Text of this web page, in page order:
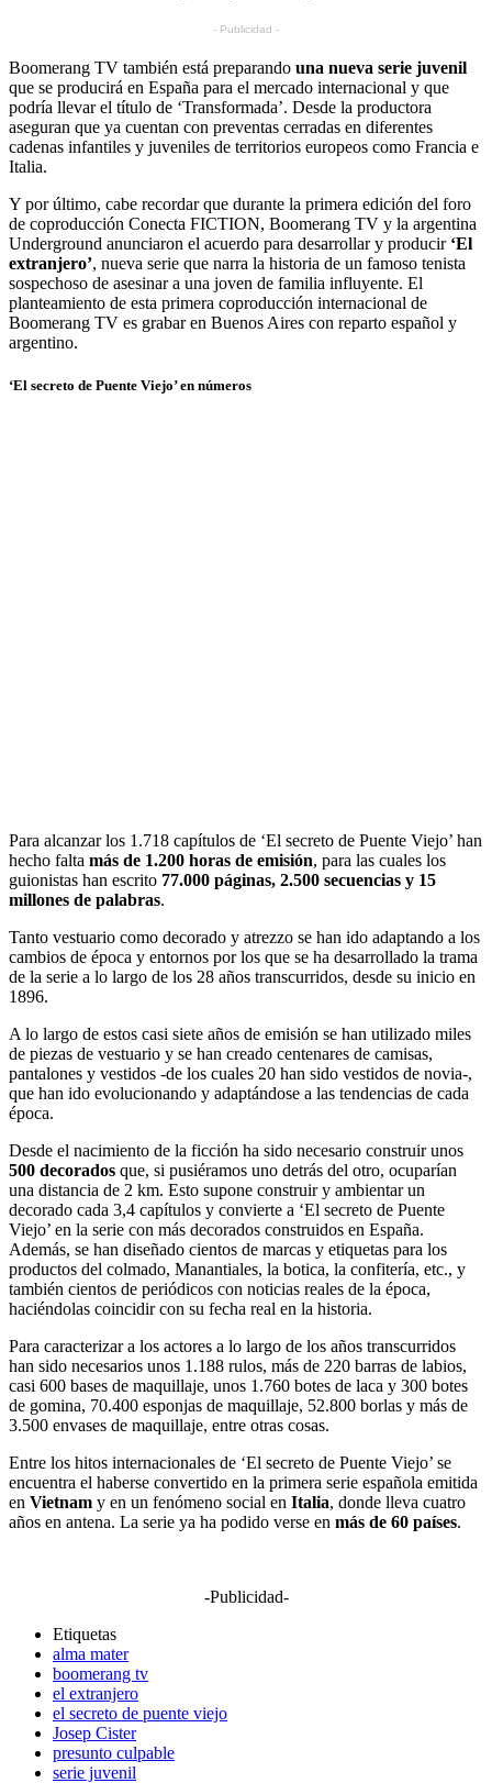
- Publicidad -
Boomerang TV también está preparando una nueva serie juvenil
que se producirá en España para el mercado internacional y que
podría llevar el título de ‘Transformada’. Desde la productora
aseguran que ya cuentan con preventas cerradas en diferentes
cadenas infantiles y juveniles de territorios europeos como Francia e
Italia.
Y por último, cabe recordar que durante la primera edición del foro
de coproducción Conecta FICTION, Boomerang TV y la argentina
Underground anunciaron el acuerdo para desarrollar y producir ‘El
extranjero’, nueva serie que narra la historia de un famoso tenista
sospechoso de asesinar a una joven de familia influyente. El
planteamiento de esta primera coproducción internacional de
Boomerang TV es grabar en Buenos Aires con reparto español y
argentino.
‘El secreto de Puente Viejo’ en números
Para alcanzar los 1.718 capítulos de ‘El secreto de Puente Viejo’ han
hecho falta más de 1.200 horas de emisión, para las cuales los
guionistas han escrito 77.000 páginas, 2.500 secuencias y 15
millones de palabras.
Tanto vestuario como decorado y atrezzo se han ido adaptando a los
cambios de época y entornos por los que se ha desarrollado la trama
de la serie a lo largo de los 28 años transcurridos, desde su inicio en
1896.
A lo largo de estos casi siete años de emisión se han utilizado miles
de piezas de vestuario y se han creado centenares de camisas,
pantalones y vestidos -de los cuales 20 han sido vestidos de novia-,
que han ido evolucionando y adaptándose a las tendencias de cada
época.
Desde el nacimiento de la ficción ha sido necesario construir unos
500 decorados que, si pusiéramos uno detrás del otro, ocuparían
una distancia de 2 km. Esto supone construir y ambientar un
decorado cada 3,4 capítulos y convierte a ‘El secreto de Puente
Viejo’ en la serie con más decorados construidos en España.
Además, se han diseñado cientos de marcas y etiquetas para los
productos del colmado, Manantiales, la botica, la confitería, etc., y
también cientos de periódicos con noticias reales de la época,
haciéndolas coincidir con su fecha real en la historia.
Para caracterizar a los actores a lo largo de los años transcurridos
han sido necesarios unos 1.188 rulos, más de 220 barras de labios,
casi 600 bases de maquillaje, unos 1.760 botes de laca y 300 botes
de gomina, 70.400 esponjas de maquillaje, 52.800 borlas y más de
3.500 envases de maquillaje, entre otras cosas.
Entre los hitos internacionales de ‘El secreto de Puente Viejo’ se
encuentra el haberse convertido en la primera serie española emitida
en Vietnam y en un fenómeno social en Italia, donde lleva cuatro
años en antena. La serie ya ha podido verse en más de 60 países.
-Publicidad-
Etiquetas
alma mater
boomerang tv
el extranjero
el secreto de puente viejo
Josep Cister
presunto culpable
serie juvenil